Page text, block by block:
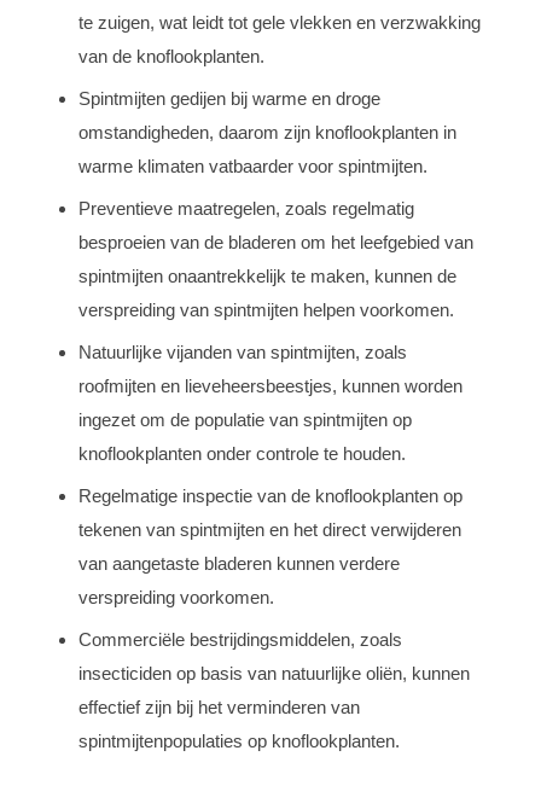
te zuigen, wat leidt tot gele vlekken en verzwakking
van de knoflookplanten.
Spintmijten gedijen bij warme en droge
omstandigheden, daarom zijn knoflookplanten in
warme klimaten vatbaarder voor spintmijten.
Preventieve maatregelen, zoals regelmatig
besproeien van de bladeren om het leefgebied van
spintmijten onaantrekkelijk te maken, kunnen de
verspreiding van spintmijten helpen voorkomen.
Natuurlijke vijanden van spintmijten, zoals
roofmijten en lieveheersbeestjes, kunnen worden
ingezet om de populatie van spintmijten op
knoflookplanten onder controle te houden.
Regelmatige inspectie van de knoflookplanten op
tekenen van spintmijten en het direct verwijderen
van aangetaste bladeren kunnen verdere
verspreiding voorkomen.
Commerciële bestrijdingsmiddelen, zoals
insecticiden op basis van natuurlijke oliën, kunnen
effectief zijn bij het verminderen van
spintmijtenpopulaties op knoflookplanten.